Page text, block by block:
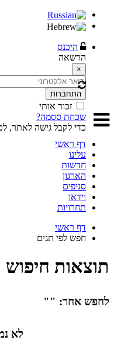
היכנס
הרשאה
×
התחברות
זכור אותי
שכחת ססמה?
כדי לקבל גישה לאתר,
דף ראשי
עלינו
חדשות
הארגון
סניפים
וידאו
תחרויות
דף ראשי
חפש לפי תגים
תוצאות חיפוש
לחפש אחר: ""
לא